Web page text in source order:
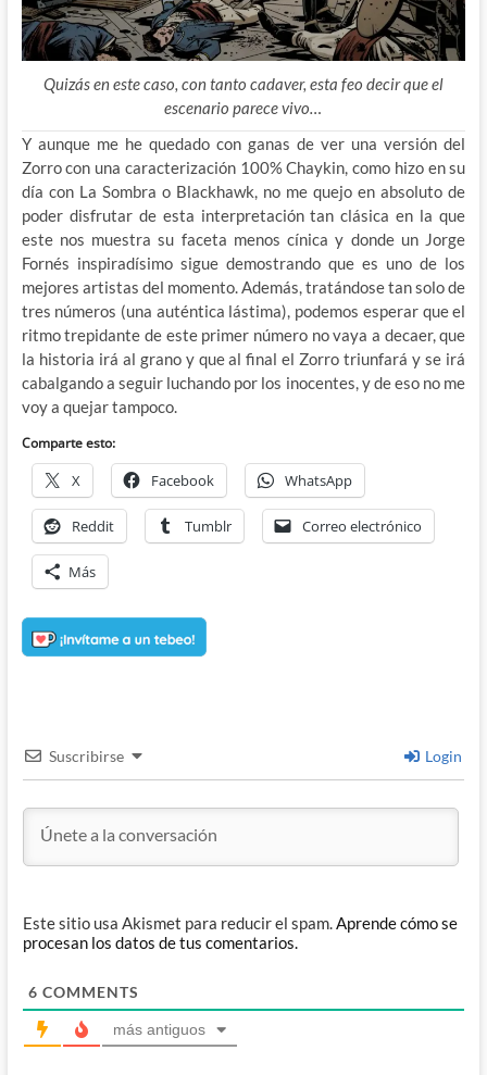
Quizás en este caso, con tanto cadaver, esta feo decir que el
escenario parece vivo…
Y aunque me he quedado con ganas de ver una versión del
Zorro con una caracterización 100% Chaykin, como hizo en su
día con La Sombra o Blackhawk, no me quejo en absoluto de
poder disfrutar de esta interpretación tan clásica en la que
este nos muestra su faceta menos cínica y donde un Jorge
Fornés inspiradísimo sigue demostrando que es uno de los
mejores artistas del momento. Además, tratándose tan solo de
tres números (una auténtica lástima), podemos esperar que el
ritmo trepidante de este primer número no vaya a decaer, que
la historia irá al grano y que al final el Zorro triunfará y se irá
cabalgando a seguir luchando por los inocentes, y de eso no me
voy a quejar tampoco.
Comparte esto:
X Facebook WhatsApp
Reddit Tumblr Correo electrónico
Más
Suscribirse Login
Este sitio usa Akismet para reducir el spam.Aprende cómo se
procesan los datos de tus comentarios.
6 COMMENTS
más antiguos